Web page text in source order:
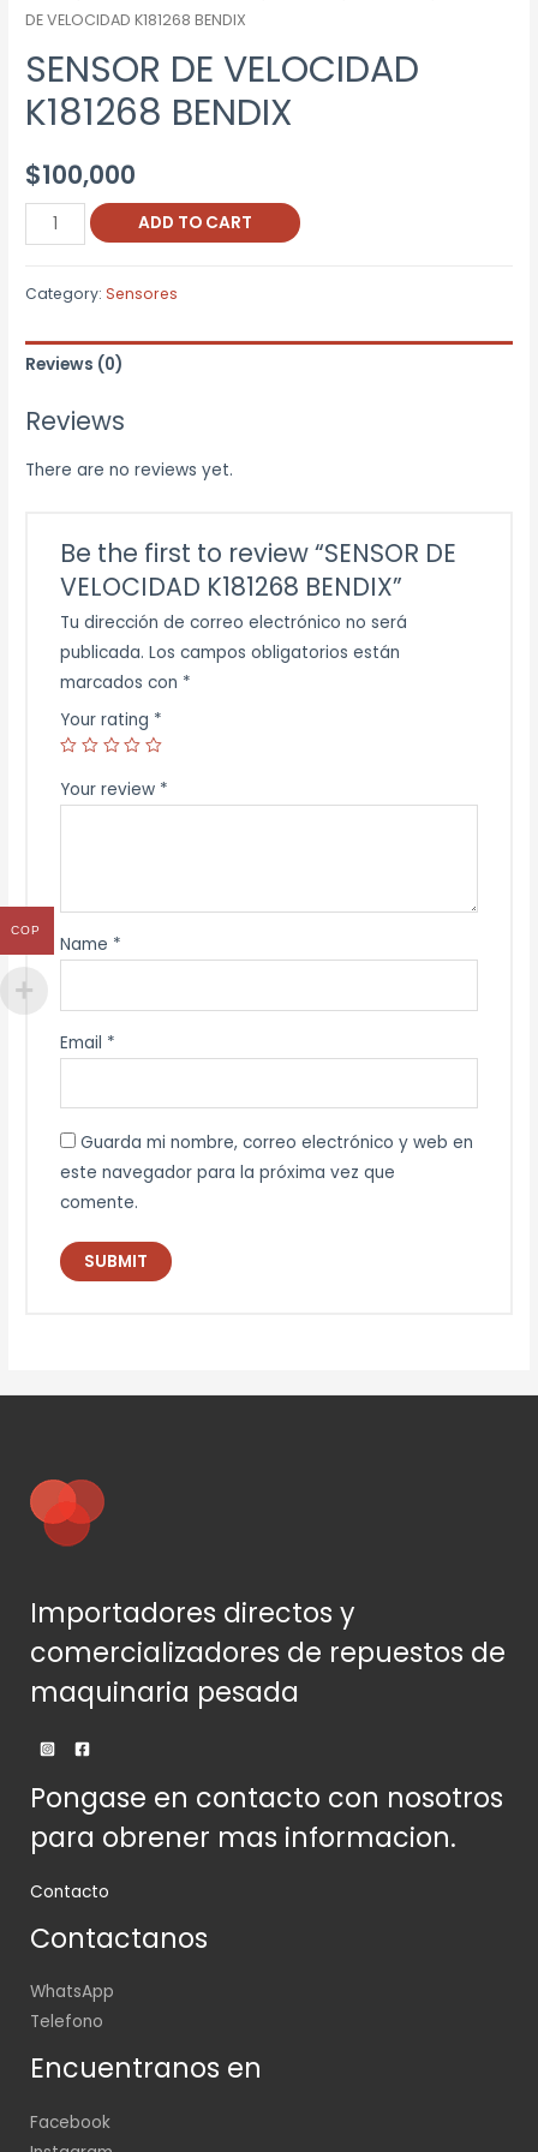
DE VELOCIDAD K181268 BENDIX
SENSOR DE VELOCIDAD
K181268 BENDIX
$100,000
SENSOR
DE
K181268
BENDIX
quantity
ADD TO CART
Category:Sensores
Reviews (0)
Reviews
There are no reviews yet.
Be the first to review “SENSOR DE
VELOCIDAD K181268 BENDIX”
Tu dirección de correo electrónico no será
publicada. Los campos obligatorios están
marcados con *
Your rating *
Your review *
Name *
Email *
Guarda mi nombre, correo electrónico y web en
este navegador para la próxima vez que
comente.
Importadores directos y
comercializadores de repuestos de
maquinaria pesada
Pongase en contacto con nosotros
para obrener mas informacion.
Contacto
Contactanos
WhatsApp
Telefono
Encuentranos en
Facebook
COP